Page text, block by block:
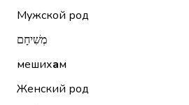
Мужской род
מְשִׁיחָם
мешихам
Женский род